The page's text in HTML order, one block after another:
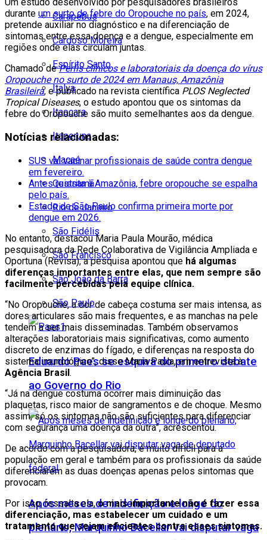
Carapebus
Cardoso Moreira
Espírito Santo
Italva
Itaocara
Itaperuna
Macaé
Quissamã
Rio de Janeiro
São Fidélis
São Francisco
São João da Barra
São Paulo
Eduardo Paes se esquiva do primeiro debate
ao Governo do Rio
Após meses de indefinição e longe do
plenário, Marquinho Bacellar vai disputar vaga
durante um surto de febre do Oropouche no país, em 2024,
pretende auxiliar no diagnóstico e na diferenciação de
sintomas entre essa doença e a dengue, especialmente em
regiões onde elas circulam juntas.
Chamado dePerfis clínicos e laboratoriais da doença do vírus
Oropouche no surto de 2024 em Manaus, Amazônia
Brasileira, e publicado na revista científica PLOS Neglected
Tropical Diseases, o estudo apontou que os sintomas da
febre do Oropouche são muito semelhantes aos da dengue.
Notícias relacionadas:
SUS vai vacinar profissionais de saúde contra dengue
em fevereiro.
Antes restrita à Amazônia, febre oropouche se espalha
pelo país.
Estado de São Paulo confirma primeira morte por
dengue em 2026.
No entanto, destacou Maria Paula Mourão, médica
pesquisadora da Rede Colaborativa de Vigilância Ampliada e
Oportuna (Revisa), a pesquisa apontou que há algumas
diferenças importantes entre elas, que nem sempre são
facilmente percebidas pela equipe clínica.
“No Oropouche, a dor de cabeça costuma ser mais intensa, as
dores articulares são mais frequentes, e as manchas na pele
tendem a ser mais disseminadas. Também observamos
alterações laboratoriais mais significativas, como aumento
discreto de enzimas do fígado, e diferenças na resposta do
sistema imunológico”, disse Maria Paula, em entrevista à
Agência Brasil.
“Já na dengue costuma ocorrer mais diminuição das
plaquetas, risco maior de sangramentos e de choque. Mesmo
assim, só os sintomas não são suficientes para diferenciar
com segurança uma doença da outra”, acrescentou.
De acordo com a pesquisadora, é muito difícil para a
população em geral e também para os profissionais da saúde
diferenciarem as duas doenças apenas pelos sintomas que
provocam.
Por isso, ressalta ela,o mais importante não é fazer essa
diferenciação, mas estabelecer um cuidado e um
tratamento que sejam eficientes contra esses sintomas.